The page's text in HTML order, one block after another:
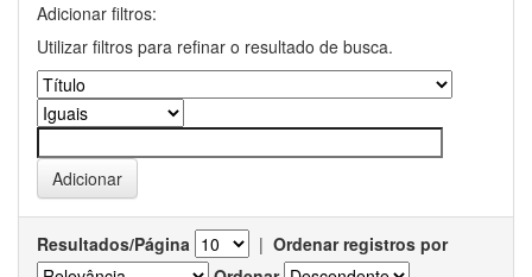
Adicionar filtros:
Utilizar filtros para refinar o resultado de busca.
Resultados/Página | Ordenar registros por